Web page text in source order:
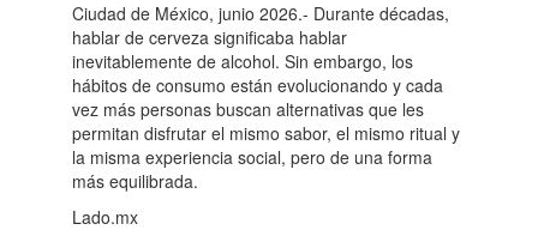
Ciudad de México, junio 2026.- Durante décadas,
hablar de cerveza significaba hablar
inevitablemente de alcohol. Sin embargo, los
hábitos de consumo están evolucionando y cada
vez más personas buscan alternativas que les
permitan disfrutar el mismo sabor, el mismo ritual y
la misma experiencia social, pero de una forma
más equilibrada.
Lado.mx